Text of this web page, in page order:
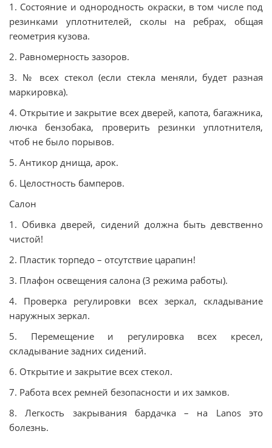
1. Состояние и однородность окраски, в том числе под
резинками уплотнителей, сколы на ребрах, общая
геометрия кузова.
2. Равномерность зазоров.
3. № всех стекол (если стекла меняли, будет разная
маркировка).
4. Открытие и закрытие всех дверей, капота, багажника,
лючка бензобака, проверить резинки уплотнителя,
чтоб не было порывов.
5. Антикор днища, арок.
6. Целостность бамперов.
Салон
1. Обивка дверей, сидений должна быть девственно
чистой!
2. Пластик торпедо – отсутствие царапин!
3. Плафон освещения салона (3 режима работы).
4. Проверка регулировки всех зеркал, складывание
наружных зеркал.
5. Перемещение и регулировка всех кресел,
складывание задних сидений.
6. Открытие и закрытие всех стекол.
7. Работа всех ремней безопасности и их замков.
8. Легкость закрывания бардачка – на Lanos это
болезнь.